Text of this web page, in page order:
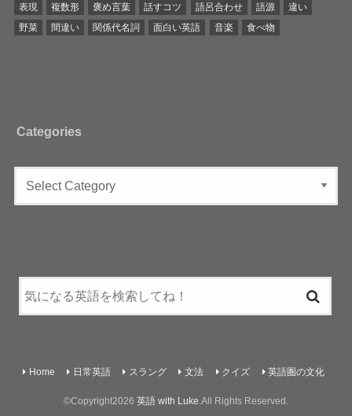
表現
複数形 褒め言葉 話すコツ 語呂合わせ 語源
違い
野菜
間違い 関係代名詞 面白い英語 音楽 食べ物
Categories
Home 日常英語 スラング 文法 クイズ 英語圏の文化
©Copyright2026 英語 with Luke.All Rights Reserved.